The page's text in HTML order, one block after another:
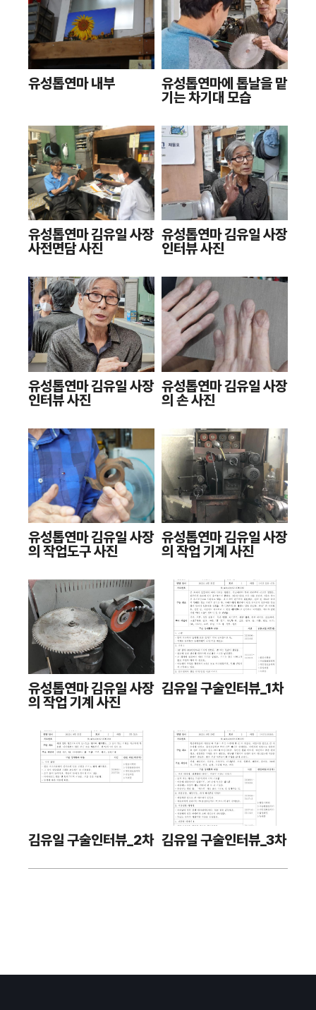
유성톱연마 내부
유성톱연마에 톱날을 맡
기는 차기대 모습
유성톱연마 김유일 사장
사전면담 사진
유성톱연마 김유일 사장
인터뷰 사진
유성톱연마 김유일 사장
인터뷰 사진
유성톱연마 김유일 사장
의 손 사진
유성톱연마 김유일 사장
의 작업도구 사진
유성톱연마 김유일 사장
의 작업 기계 사진
유성톱연마 김유일 사장
의 작업 기계 사진
김유일 구술인터뷰_1차
김유일 구술인터뷰_2차 김유일 구술인터뷰_3차